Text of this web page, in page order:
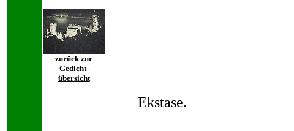
zurück zur
Gedicht-
übersicht
Ekstase.